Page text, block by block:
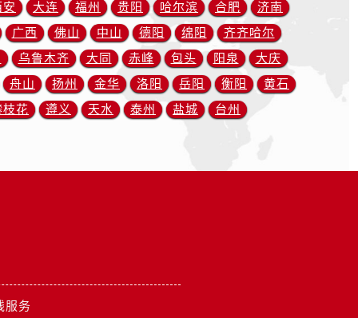
安 大连 福州 贵阳 哈尔滨 合肥
济南
广西 佛山 中山 德阳 绵阳
齐齐哈尔
乌鲁木齐 大同 赤峰 包头 阳泉
大庆
舟山 扬州 金华 洛阳 岳阳 衡阳
黄石
枝花 遵义 天水 泰州 盐城 台州
服务